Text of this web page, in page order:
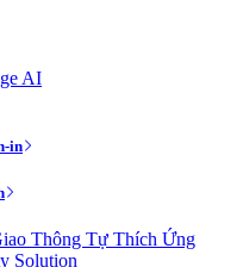
AI
in
Thông Tự Thích Ứng
Solution